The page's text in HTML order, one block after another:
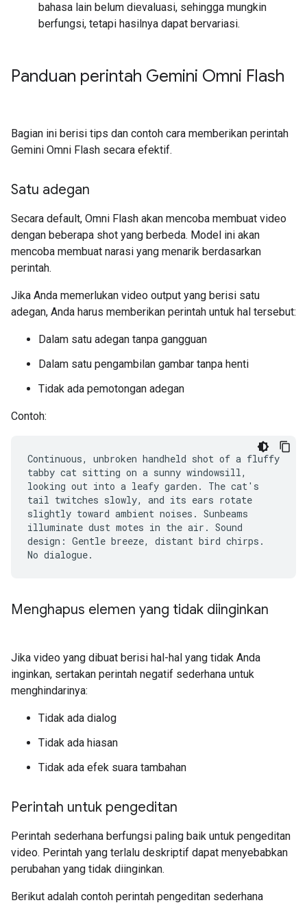
bahasa lain belum dievaluasi, sehingga mungkin
berfungsi, tetapi hasilnya dapat bervariasi.
Panduan perintah Gemini Omni Flash
Bagian ini berisi tips dan contoh cara memberikan perintah
Gemini Omni Flash secara efektif.
Satu adegan
Secara default, Omni Flash akan mencoba membuat video
dengan beberapa shot yang berbeda. Model ini akan
mencoba membuat narasi yang menarik berdasarkan
perintah.
Jika Anda memerlukan video output yang berisi satu
adegan, Anda harus memberikan perintah untuk hal tersebut:
Dalam satu adegan tanpa gangguan
Dalam satu pengambilan gambar tanpa henti
Tidak ada pemotongan adegan
Contoh:
Continuous, unbroken handheld shot of a fluffy
tabby cat sitting on a sunny windowsill,
looking out into a leafy garden. The cat's
tail twitches slowly, and its ears rotate
slightly toward ambient noises. Sunbeams
illuminate dust motes in the air. Sound
design: Gentle breeze, distant bird chirps.
No dialogue.
Menghapus elemen yang tidak diinginkan
Jika video yang dibuat berisi hal-hal yang tidak Anda
inginkan, sertakan perintah negatif sederhana untuk
menghindarinya:
Tidak ada dialog
Tidak ada hiasan
Tidak ada efek suara tambahan
Perintah untuk pengeditan
Perintah sederhana berfungsi paling baik untuk pengeditan
video. Perintah yang terlalu deskriptif dapat menyebabkan
perubahan yang tidak diinginkan.
Berikut adalah contoh perintah pengeditan sederhana